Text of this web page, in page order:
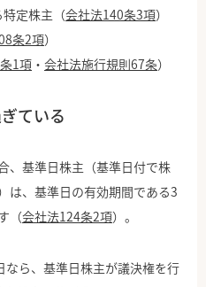
定株主（会社法140条3項）
条2項）
1項 ・ 会社法施行規則67条）
ている
、基準日株主（基準日付で株
は、基準日の有効期間である3
（会社法124条2項）。
ら、基準日株主が議決権を行